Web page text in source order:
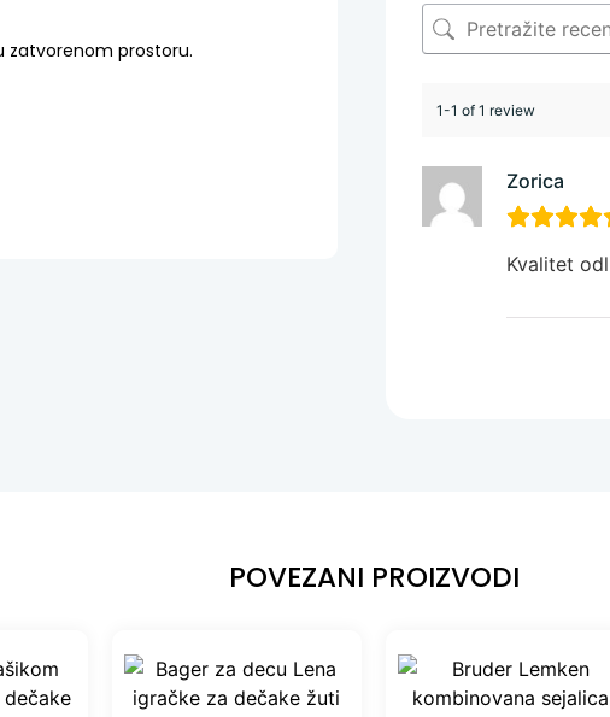
zatvorenom prostoru.
1-1 of 1 review
Zorica
Kvalitet
POVEZANI PROIZVODI